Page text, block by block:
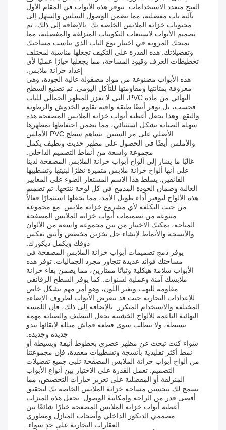
الفتح متعدد الاستخدامات. تتوفر هذه الأبواب في المقام الأول
بآلية باب مفصلية، مما يضمن الوصول السلس والسهل إلى
محتويات خزانة الملابس الخاصة بك. بالإضافة إلى ذلك، تم
تصميم الأبواب لاستيعاب التكوينات المنزلقة والمفصلية، مما
يمنحك المرونة في اختيار نوع الباب الذي يناسب مساحتك
وتفضيلاتك. هذه القدرة على التكيف تجعلها مناسبة لمختلف
تخطيطات الغرف وقيود المساحة، مما يجعلها خيارًا عمليًا لأي
إعداد خزانة ملابس.
هذه الأبواب مصنوعة من مواد مصقولة عالية الجودة، وهي
معروفة بمتانتها ومقاومتها للتآكل اليومي. تم تصنيع السطح
النهائي من مادة PVC، التي لا تعزز المظهر الجمالي للباب
فحسب، بل توفر أيضًا طبقة واقية تقاوم الخدوش والرطوبة
والبقع. وهذا يجعل أغطية أبواب خزانة الملابس المصفحة هذه
سهلة الصيانة بشكل استثنائي، مما يضمن احتفاظها بمظهرها
الأصلي على مر السنين. يساهم سطح PVC الأملس
والأملس أيضًا في الحصول على مظهر حديث ونظيف يكمل
مجموعة واسعة من أنماط التصميم الداخلي.
غالبًا ما يشار إلى ألواح أبواب خزانة الملابس المصفحة لدينا
على أنها ألواح خزانة ملابس متميزة نظرًا لبنيتها وتشطيبها
الفائقين. يسلط هذا الاسم المستعار الضوء على المعايير
العالية وضمان الجودة المدمج في كل لوحة ننتجها. تم تصميم
هذه الألواح لتوفير أداء طويل الأمد، مما يجعلها استثمارًا فعالاً
من حيث التكلفة لأي مشروع خزانة ملابس. مع مجموعة
متنوعة من تصميمات أبواب خزانة الملابس المصفحة
المتاحة، يمكنك الاختيار من بين مجموعة واسعة من الألوان
والأنسجة والأنماط لإنشاء حل تخزين مخصص وأنيق يعكس
ذوقك ويكمل ديكورك.
يوفر دمج تصميمات أبواب خزانة الملابس المصفحة في
مساحتك فوائد عديدة تتجاوز مجرد الجماليات. توفر هذه
الأبواب سلامة هيكلية وثباتًا ممتازين، مما يضمن بقاء خزانة
ملابسك آمنة وعملية لسنوات. كما يوفر السطح الرقائقي
مقاومة للبهت وتغير اللون، وهو أمر مهم بشكل خاص
للإعدادات التجارية حيث قد تتعرض الأبواب لظروف الإضاءة
المختلفة والاستخدام المتكرر. بالإضافة إلى ذلك، فإن اللمسة
النهائية الناعمة للألواح الخشبية تجعل التنظيف والصيانة مهمة
بسيطة، ولا تتطلب سوى قطعة قماش مبللة لإبقائها تبدو
جديدة وجديدة.
سواء كنت تبحث عن مظهر عصري بخطوط أنيقة وبسيطة أو
نمط أكثر تقليدية بأنسجة وتشطيبات معقدة، فإن مجموعتنا
من ألواح أبواب خزانة الملابس المصفحة تلبي جميع تفضيلات
التصميم. تعمل القدرة على الاختيار بين أنواع الأبواب
المنزلقة أو المفصلية على تعزيز خيارات التخصيص، مما
يسمح لك بتحسين مساحة خزانة الملابس الخاصة بك لتحقيق
أقصى قدر من الراحة وإمكانية الوصول. تجعل هذه الميزات
أغطية أبواب خزانة الملابس المصفحة خيارًا شائعًا بين
مصممي الديكور الداخلي وأصحاب المنازل ومطوري
العقارات التجارية على حدٍ سواء.